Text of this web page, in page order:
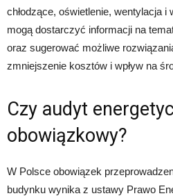
chłodzące, oświetlenie, wentylacja
mogą dostarczyć informacji na
oraz sugerować możliwe
zmniejszenie kosztów i wpływ na
Czy audyt
obowiązkowy?
W Polsce obowiązek
budynku wynika z ustawy Prawo